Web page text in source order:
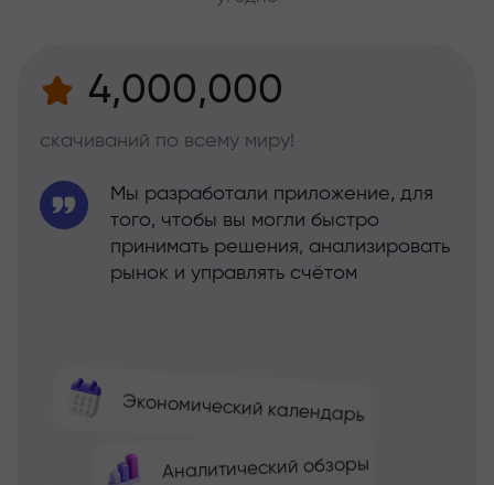
4,000,000
скачиваний по всему миру!
Экономический календарь
Аналитический обзоры
Мы разработали приложение, для
того, чтобы вы могли быстро
принимать решения, анализировать
рынок и управлять счётом